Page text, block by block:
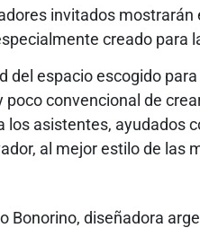
invitados
creado para
del espacio escogido
poco convencional de
los asistentes, ayudados
al mejor estilo de las
Bonorino, diseñadora